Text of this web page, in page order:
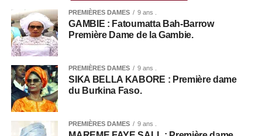
PREMIÈRES DAMES 9 ans .
GAMBIE : Fatoumatta Bah-Barrow
Première Dame de la Gambie.
PREMIÈRES DAMES 9 ans .
SIKA BELLA KABORE : Première dame
du Burkina Faso.
PREMIÈRES DAMES 9 ans .